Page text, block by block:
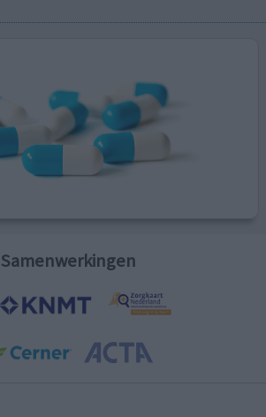
Samenwerkingen